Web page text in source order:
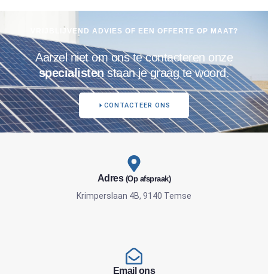
VRIJBLIJVEND ADVIES OF EEN OFFERTE OP MAAT?
Aarzel niet om ons te contacteren onze
specialistenstaan je graag te woord.
CONTACTEER ONS
Adres (Op afspraak)
Krimperslaan 4B, 9140 Temse
Email ons